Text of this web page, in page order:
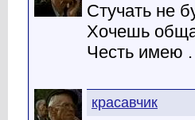
Стучать не
Хочешь
Честь имею .
красавчик